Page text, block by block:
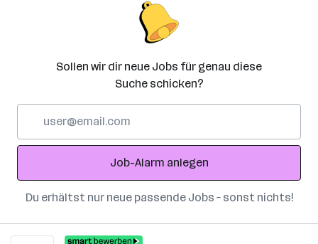
Sollen wir dir neue Jobs für genau diese
Suche schicken?
Adresse
Job-Alarm anlegen
Du erhältst nur neue passende Jobs – sonst nichts!